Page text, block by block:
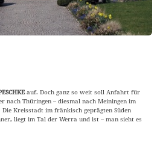
auf. Doch ganz so weit soll Anfahrt für
nach Thüringen – diesmal nach Meiningen im
Kreisstadt im fränkisch geprägten Süden
liegt im Tal der Werra und ist – man sieht es